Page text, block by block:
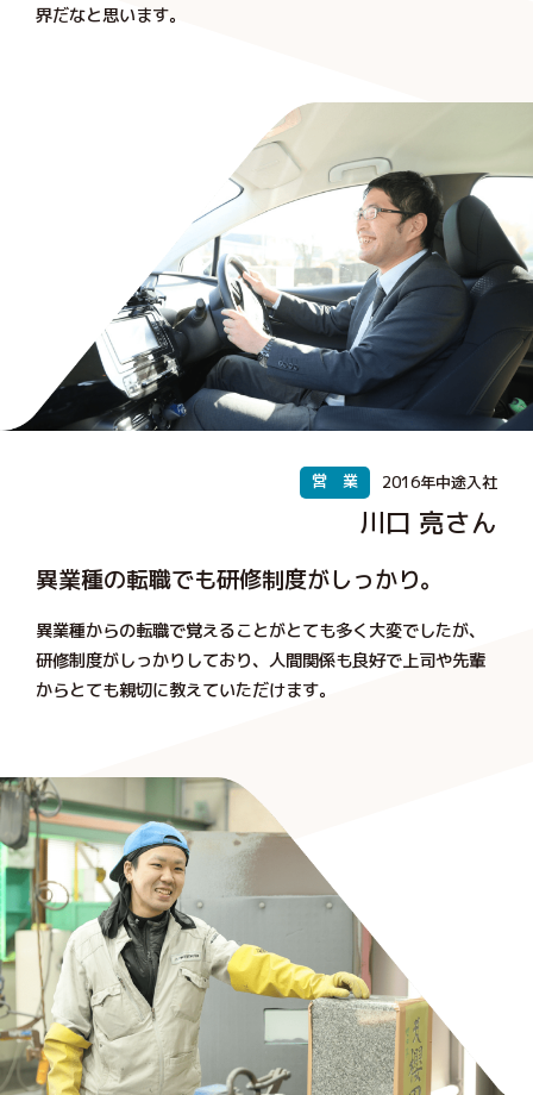
界だなと思います。
営 業 2016年中途入社
川口 亮さん
異業種の転職でも研修制度がしっかり。
異業種からの転職で覚えることがとても多く大変でしたが、
研修制度がしっかりしており、人間関係も良好で上司や先輩
からとても親切に教えていただけます。